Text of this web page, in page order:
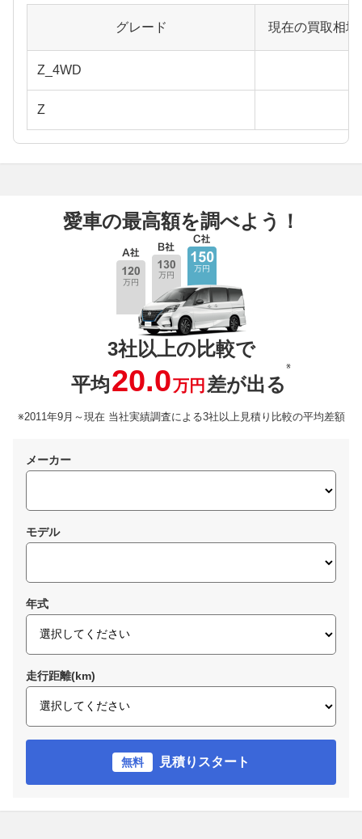
グレード 現在の買取相
Z_4WD
Z
愛車の最高額を調べよう！
3社以上の比較で
平均20.0万円 差が出る
※
※2011年9月～現在 当社実績調査による3社以上見積り比較の平均差額
メーカー
モデル
年式
走行距離(km)
無料 見積りスタート